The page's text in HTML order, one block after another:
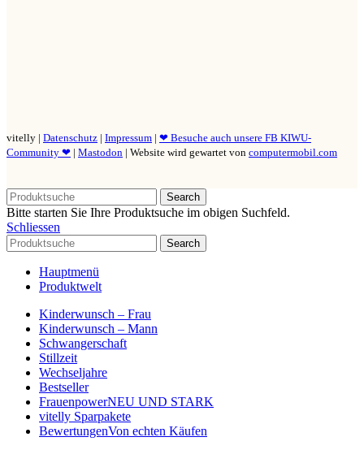
vitelly | Datenschutz | Impressum | ❤ Besuche auch unsere FB KIWU-
Community ❤ | Mastodon | Website wird gewartet von computermobil.com
Search
Bitte starten Sie Ihre Produktsuche im obigen Suchfeld.
Schliessen
Search
Hauptmenü
Produktwelt
Kinderwunsch – Frau
Kinderwunsch – Mann
Schwangerschaft
Stillzeit
Wechseljahre
Bestseller
FrauenpowerNEU UND STARK
vitelly Sparpakete
BewertungenVon echten Käufen